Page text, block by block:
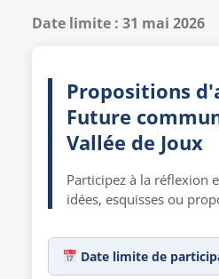
Date limite : 31 mai 2026
Propositions
Future
Vallée de Joux
Participez à la réflexion
idées, esquisses ou
Date limite de